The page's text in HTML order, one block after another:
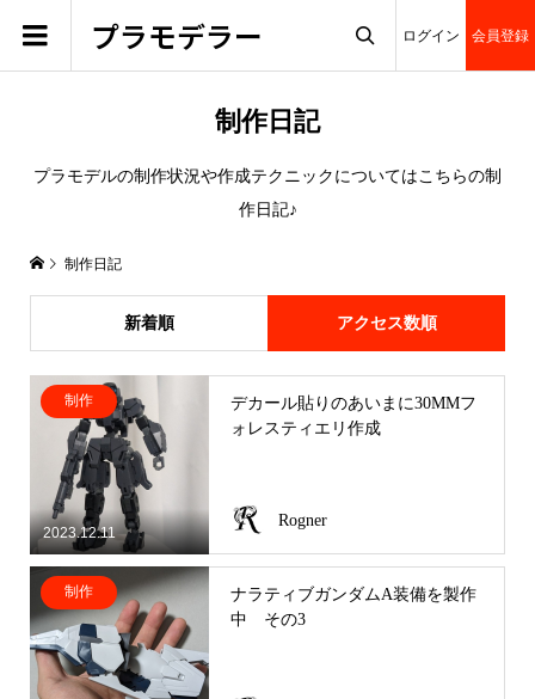
プラモデラー ログイン 会員登録
制作日記
プラモデルの制作状況や作成テクニックについてはこちらの制
作日記♪
制作日記
新着順 アクセス数順
2023.12.11
制作
デカール貼りのあいまに30MMフ
ォレスティエリ作成
Rogner
制作
ナラティブガンダムA装備を製作
中 その3